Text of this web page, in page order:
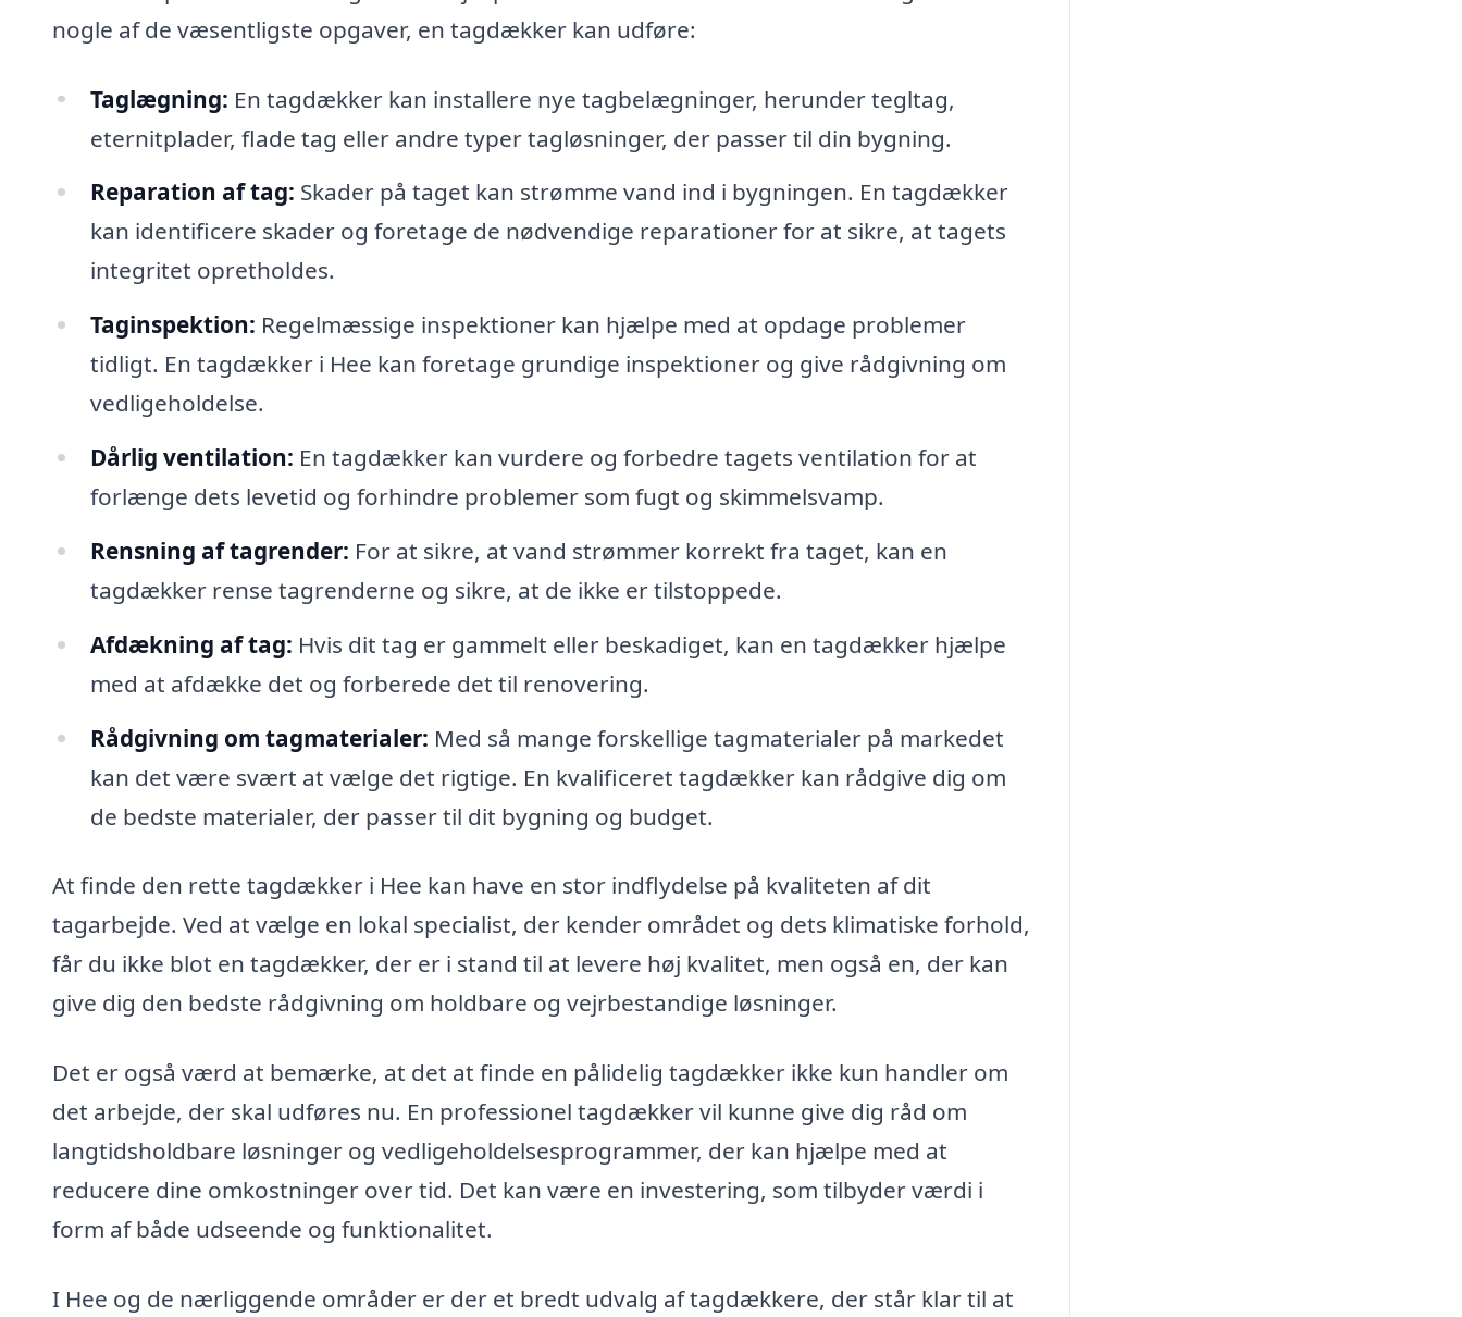
nogle af de væsentligste opgaver, en tagdækker kan udføre:
Taglægning: En tagdækker kan installere nye tagbelægninger, herunder tegltag,
eternitplader, flade tag eller andre typer tagløsninger, der passer til din bygning.
Reparation af tag: Skader på taget kan strømme vand ind i bygningen. En tagdækker
kan identificere skader og foretage de nødvendige reparationer for at sikre, at tagets
integritet opretholdes.
Taginspektion: Regelmæssige inspektioner kan hjælpe med at opdage problemer
tidligt. En tagdækker i Hee kan foretage grundige inspektioner og give rådgivning om
vedligeholdelse.
Dårlig ventilation: En tagdækker kan vurdere og forbedre tagets ventilation for at
forlænge dets levetid og forhindre problemer som fugt og skimmelsvamp.
Rensning af tagrender: For at sikre, at vand strømmer korrekt fra taget, kan en
tagdækker rense tagrenderne og sikre, at de ikke er tilstoppede.
Afdækning af tag: Hvis dit tag er gammelt eller beskadiget, kan en tagdækker hjælpe
med at afdække det og forberede det til renovering.
Rådgivning om tagmaterialer: Med så mange forskellige tagmaterialer på markedet
kan det være svært at vælge det rigtige. En kvalificeret tagdækker kan rådgive dig om
de bedste materialer, der passer til dit bygning og budget.
At finde den rette tagdækker i Hee kan have en stor indflydelse på kvaliteten af dit
tagarbejde. Ved at vælge en lokal specialist, der kender området og dets klimatiske forhold,
får du ikke blot en tagdækker, der er i stand til at levere høj kvalitet, men også en, der kan
give dig den bedste rådgivning om holdbare og vejrbestandige løsninger.
Det er også værd at bemærke, at det at finde en pålidelig tagdækker ikke kun handler om
det arbejde, der skal udføres nu. En professionel tagdækker vil kunne give dig råd om
langtidsholdbare løsninger og vedligeholdelsesprogrammer, der kan hjælpe med at
reducere dine omkostninger over tid. Det kan være en investering, som tilbyder værdi i
form af både udseende og funktionalitet.
I Hee og de nærliggende områder er der et bredt udvalg af tagdækkere, der står klar til at